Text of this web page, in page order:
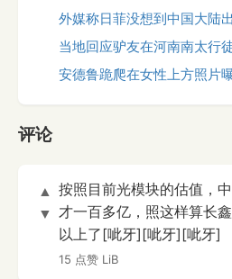
外媒称日菲没想到中国大陆
当地回应驴友在河南南太行
安德鲁跪爬在女性上方照片
评论
▲
▼
按照目前光模块的估值，
才一百多亿，照这样算长
以上了[呲牙][呲牙][呲牙]
15 点赞 LiB